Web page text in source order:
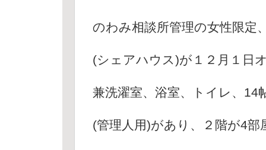
のわみ相談所管理の女性限定
(シェアハウス)が１２月１日
兼洗濯室、浴室、トイレ、
(管理人用)があり、２階が4